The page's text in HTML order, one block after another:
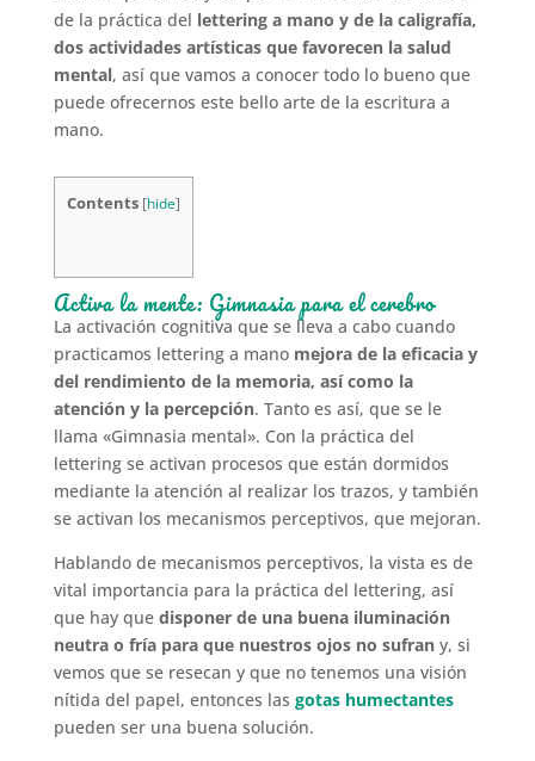
de la práctica del lettering a mano y de la caligrafía,
dos actividades artísticas que favorecen la salud
mental, así que vamos a conocer todo lo bueno que
puede ofrecernos este bello arte de la escritura a
mano.
Contents [hide]
Activa la mente: Gimnasia para el cerebro
La activación cognitiva que se lleva a cabo cuando
practicamos lettering a mano mejora de la eficacia y
del rendimiento de la memoria, así como la
atención y la percepción. Tanto es así, que se le
llama «Gimnasia mental». Con la práctica del
lettering se activan procesos que están dormidos
mediante la atención al realizar los trazos, y también
se activan los mecanismos perceptivos, que mejoran.
Hablando de mecanismos perceptivos, la vista es de
vital importancia para la práctica del lettering, así
que hay que disponer de una buena iluminación
neutra o fría para que nuestros ojos no sufrany, si
vemos que se resecan y que no tenemos una visión
nítida del papel, entonces las gotas humectantes
pueden ser una buena solución.